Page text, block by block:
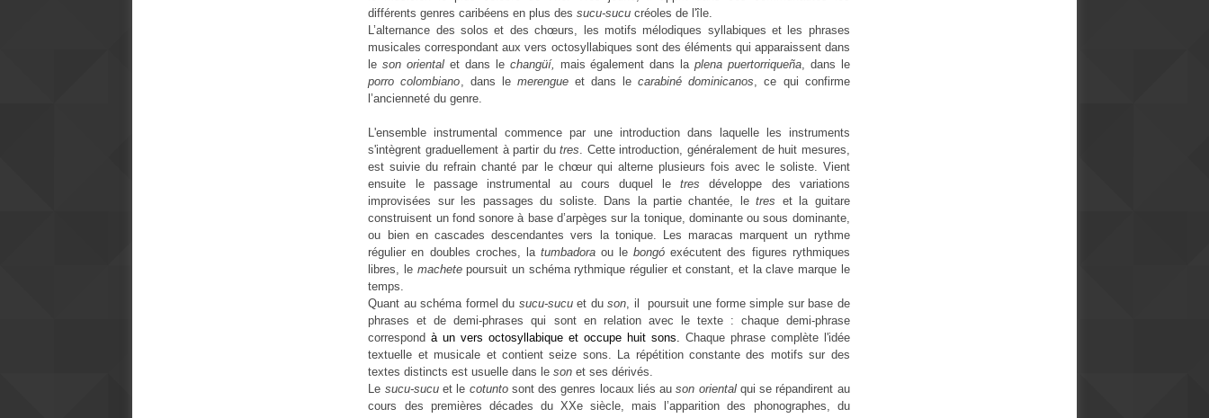
différents genres caribéens en plus dessucu-sucucréoles de l'île.
L’alternance des solos et des chœurs, les motifs mélodiques syllabiques et les phrases
musicales correspondant aux vers octosyllabiques sont des éléments qui apparaissent dans
leson orientalet dans le changüí, mais également dans laplena puertorriqueña, dans le
porro colombiano , dans le merengue et dans lecarabiné dominicanos , ce qui confirme
l’ancienneté du genre.
L'ensemble instrumental commence par une introduction dans laquelle les instruments
s'intègrent graduellement à partir dutres . Cette introduction, généralement de huit mesures,
est suivie du refrain chanté par le chœur qui alterne plusieurs fois avec le soliste. Vient
ensuite le passage instrumental au cours duquel letresdéveloppe des variations
improvisées sur les passages du soliste. Dans la partie chantée, letres et la guitare
construisent un fond sonore à base d’arpèges sur la tonique, dominante ou sous dominante,
ou bien en cascades descendantes vers la tonique. Les maracas marquent un rythme
régulier en doubles croches, la tumbadoraou lebongóexécutent des figures rythmiques
libres, le machetepoursuit un schéma rythmique régulier et constant, et la clave marque le
temps.
Quant au schéma formel du sucu-sucuet duson , il poursuit une forme simple sur base de
phrases et de demi-phrases qui sont en relation avec le texte : chaque demi-phrase
correspond à un vers octosyllabique et occupe huit sons. Chaque phrase complète l'idée
textuelle et musicale et contient seize sons. La répétition constante des motifs sur des
textes distincts est usuelle dans lesonet ses dérivés.
Le sucu-sucu et le cotunto sont des genres locaux liés auson oriental qui se répandirent au
cours des premières décades du XXe siècle, mais l’apparition des phonographes, du